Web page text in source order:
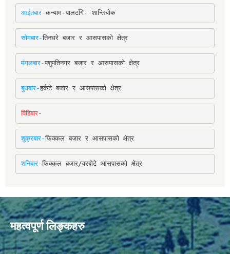
आईतबार-कन्याम-पालटाँगे- शान्तिचोक
सोमबार-तिनघरे बजार र आसपासको क्षेत्र
मंगलबार-पशुपतिनगर बजार र आसपासको क्षेत्र
बुधबार-हर्कटे बजार र आसपासको क्षेत्र
विहिबार-
शुक्रबार-फिक्कल बजार र आसपासको क्षेत्र
शनिबार-फिक्कल बजार/वरबोटे आसपासको क्षेत्र
महत्वपूर्ण लिङ्कहरु